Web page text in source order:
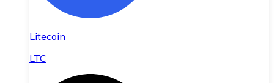
Litecoin
LTC